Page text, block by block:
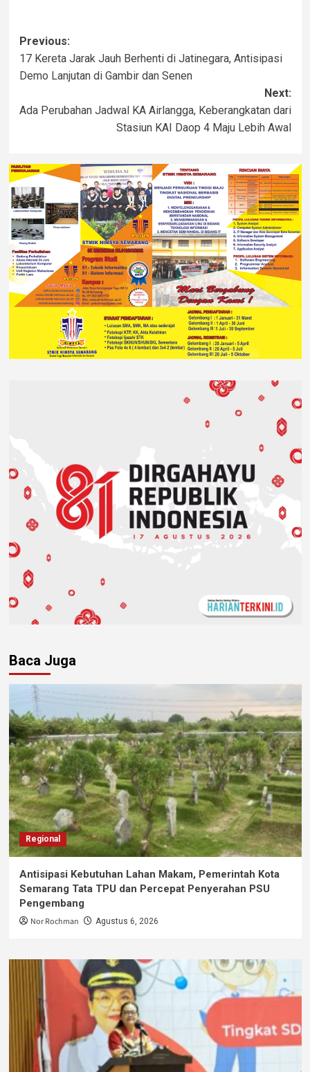
Previous:
17 Kereta Jarak Jauh Berhenti di Jatinegara, Antisipasi
Demo Lanjutan di Gambir dan Senen
Next:
Ada Perubahan Jadwal KA Airlangga, Keberangkatan dari
Stasiun KAI Daop 4 Maju Lebih Awal
Baca Juga
Regional
Antisipasi Kebutuhan Lahan Makam, Pemerintah Kota
Semarang Tata TPU dan Percepat Penyerahan PSU
Pengembang
Nor Rochman Agustus 6, 2026